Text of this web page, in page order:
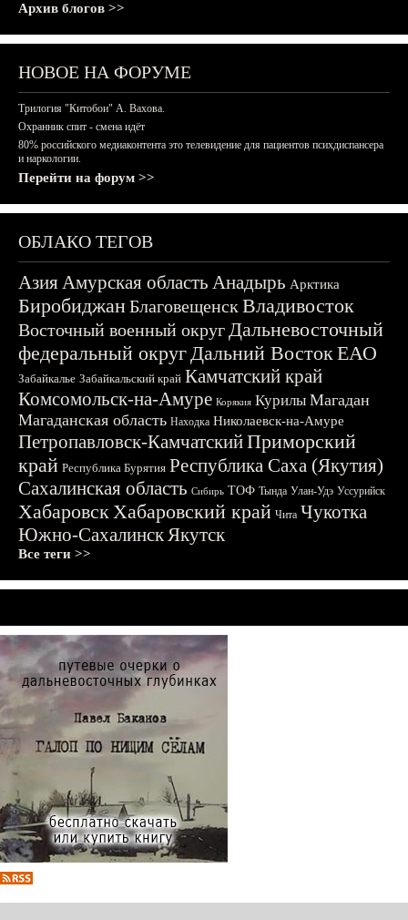
Архив блогов >>
НОВОЕ НА ФОРУМЕ
Трилогия "Китобои" А. Вахова.
Охранник спит - смена идёт
80% российского медиаконтента это телевидение для пациентов психдиспансера
и наркологии.
Перейти на форум >>
ОБЛАКО ТЕГОВ
АзияАмурская область Анадырь Арктика
БиробиджанБлаговещенскВладивосток
Восточный военный округДальневосточный
федеральный округДальний ВостокЕАО
Забайкалье Забайкальский край Камчатский край
Комсомольск-на-Амуре Корякия Курилы Магадан
Магаданская область Находка Николаевск-на-Амуре
Петропавловск-КамчатскийПриморский
край Республика Бурятия Республика Саха (Якутия)
Сахалинская область Сибирь ТОФ Тында Улан-Удэ Уссурийск
ХабаровскХабаровский край Чита Чукотка
Южно-СахалинскЯкутск
Все теги >>